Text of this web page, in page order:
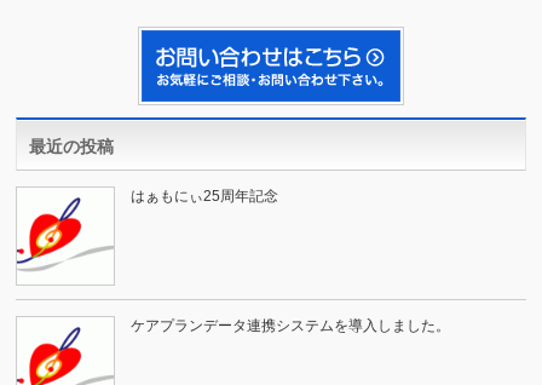
最近の投稿
はぁもにぃ25周年記念
ケアプランデータ連携システムを導入しました。